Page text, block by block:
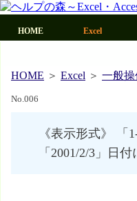
HOME Excel
HOME ＞ Excel ＞ 一般操
No.006
《表示形式》 「
「2001/2/3」日